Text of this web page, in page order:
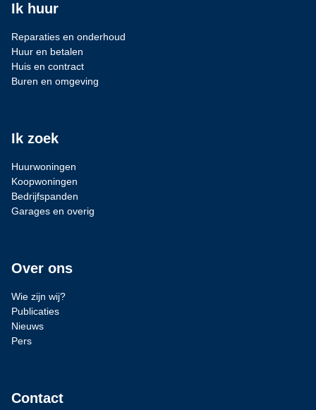
Ik huur
Reparaties en onderhoud
Huur en betalen
Huis en contract
Buren en omgeving
Ik zoek
Huurwoningen
Koopwoningen
Bedrijfspanden
Garages en overig
Over ons
Wie zijn wij?
Publicaties
Nieuws
Pers
Contact